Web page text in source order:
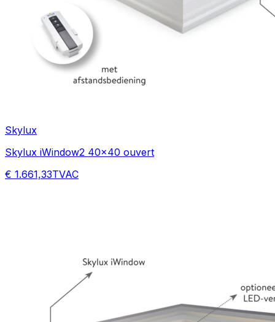
Skylux
Skylux iWindow2 40x40 ouvert
€ 1.661,33TVAC